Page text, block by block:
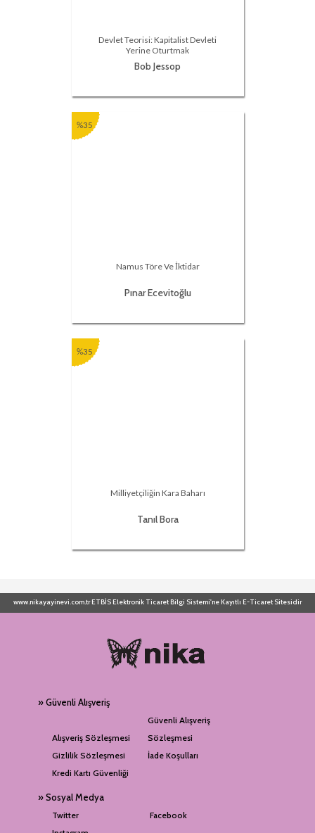
Devlet Teorisi: Kapitalist Devleti
Yerine Oturtmak
Bob Jessop
%35
Namus Töre Ve İktidar
Pınar Ecevitoğlu
%35
Milliyetçiliğin Kara Baharı
Tanıl Bora
www.nikayayinevi.com.tr ETBİS Elektronik Ticaret Bilgi Sistemi'ne Kayıtlı E-Ticaret Sitesidir
» Güvenli Alışveriş
Alışveriş Sözleşmesi
Güvenli Alışveriş
Sözleşmesi
Gizlilik Sözleşmesi
İade Koşulları
Kredi Kartı Güvenliği
» Sosyal Medya
Twitter
Facebook